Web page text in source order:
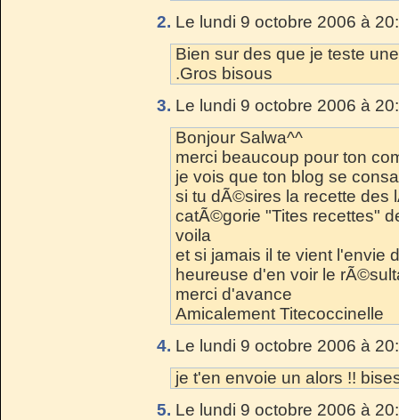
2. Le lundi 9 octobre 2006 à
Bien sur des que je teste
.Gros bisous
3. Le lundi 9 octobre 2006 à
Bonjour Salwa^^
merci beaucoup pour ton
je vois que ton blog se
si tu dÃ©sires la recette des
catÃ©gorie "Tites recettes"
voila
et si jamais il te vient l'envie
heureuse d'en voir le
merci d'avance
Amicalement Titecoccinelle
4. Le lundi 9 octobre 2006 à
je t'en envoie un alors !!
5. Le lundi 9 octobre 2006 à